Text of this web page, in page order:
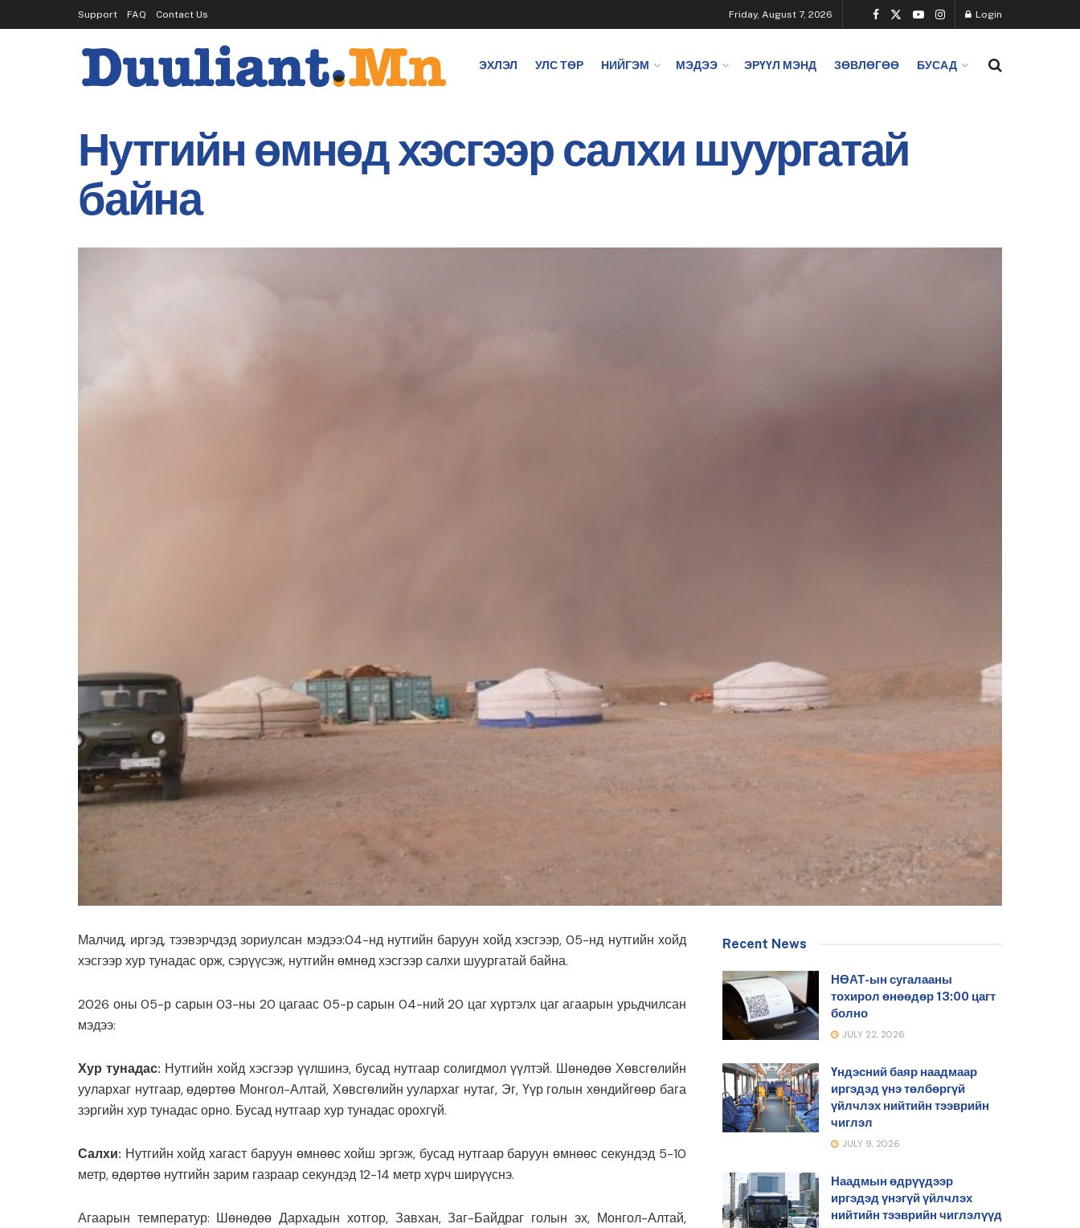
Support FAQ Contact Us Friday, August 7, 2026 Login
ЭХЛЭЛ УЛС ТӨР НИЙГЭМ МЭДЭЭ ЭРҮҮЛ МЭНД ЗӨВЛӨГӨӨ БУСАД
Нутгийн өмнөд хэсгээр салхи шуургатай
байна
Малчид, иргэд, тээвэрчдэд зориулсан мэдээ:04-нд нутгийн баруун хойд хэсгээр, 05-нд нутгийн хойд
хэсгээр хур тунадас орж, сэрүүсэж, нутгийн өмнөд хэсгээр салхи шуургатай байна.
2026 оны 05-р сарын 03-ны 20 цагаас 05-р сарын 04-ний 20 цаг хүртэлх цаг агаарын урьдчилсан
мэдээ:
Хур тунадас: Нутгийн хойд хэсгээр үүлшинэ, бусад нутгаар солигдмол үүлтэй. Шөнөдөө Хөвсгөлийн
уулархаг нутгаар, өдөртөө Монгол-Алтай, Хөвсгөлийн уулархаг нутаг, Эг, Үүр голын хөндийгөөр бага
зэргийн хур тунадас орно. Бусад нутгаар хур тунадас орохгүй.
Салхи: Нутгийн хойд хагаст баруун өмнөөс хойш эргэж, бусад нутгаар баруун өмнөөс секундэд 5-10
метр, өдөртөө нутгийн зарим газраар секундэд 12-14 метр хүрч ширүүснэ.
Агаарын температур: Шөнөдөө Дархадын хотгор, Завхан, Заг-Байдраг голын эх, Монгол-Алтай,
Recent News
НӨАТ-ын сугалааны
тохирол өнөөдөр 13:00 цагт
болно
JULY 22, 2026
Үндэсний баяр наадмаар
иргэдэд үнэ төлбөргүй
үйлчлэх нийтийн тээврийн
чиглэл
JULY 9, 2026
Наадмын өдрүүдээр
иргэдэд үнэгүй үйлчлэх
нийтийн тээврийн чиглэлүүд